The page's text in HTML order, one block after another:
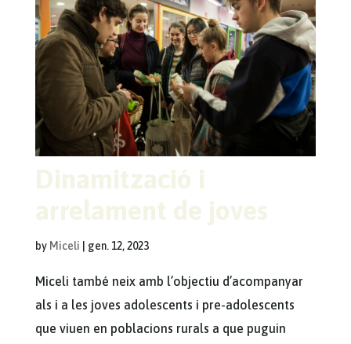
Dinamització i
arrelament de joves
by Miceli gen. 12, 2023
Miceli també neix amb l’objectiu d’acompanyar
als i a les joves adolescents i pre-adolescents
que viuen en poblacions rurals a que puguin